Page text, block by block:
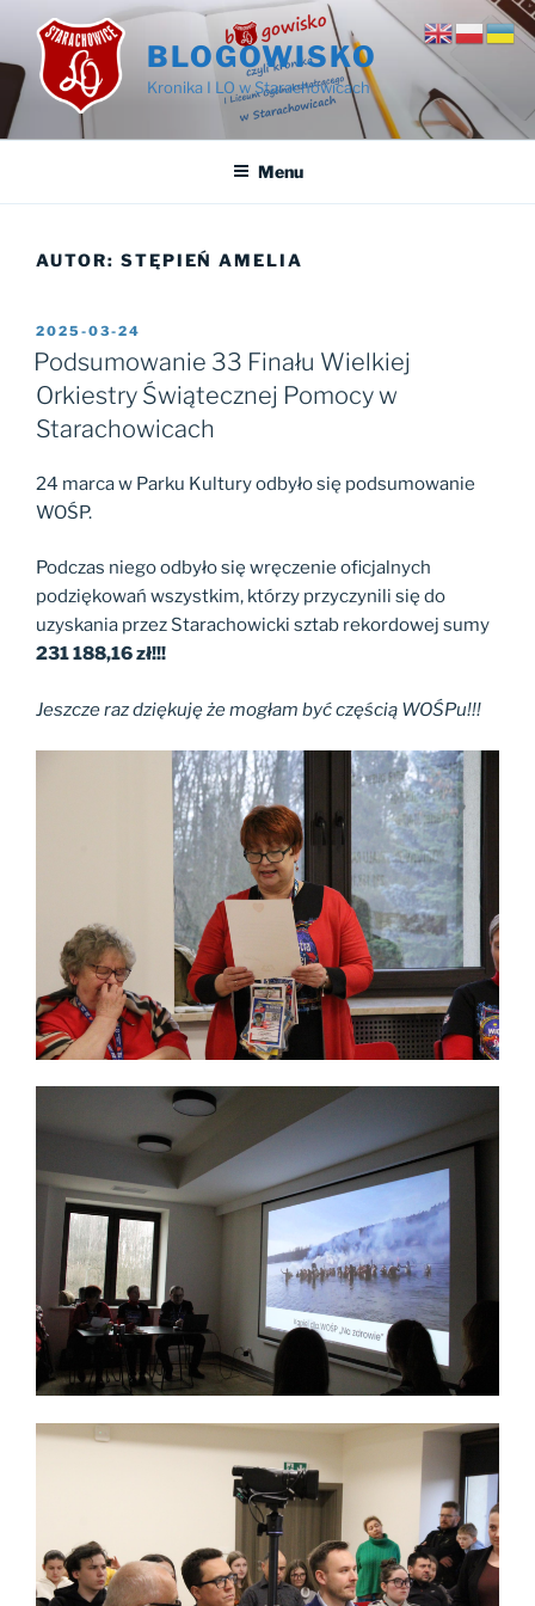
Przejdź
treści
BLOGOWISKO
Kronika I LO w Starachowicach
Menu
AUTOR: STĘPIEŃ AMELIA
OPUBLIKOWANE
W
2025-03-24
Podsumowanie 33 Finału Wielkiej
Orkiestry Świątecznej Pomocy w
Starachowicach
24 marca w Parku Kultury odbyło się podsumowanie
WOŚP.
Podczas niego odbyło się wręczenie oficjalnych
podziękowań wszystkim, którzy przyczynili się do
uzyskania przez Starachowicki sztab rekordowej sumy
231 188,16 zł!!!
Jeszcze raz dziękuję że mogłam być częścią WOŚPu!!!